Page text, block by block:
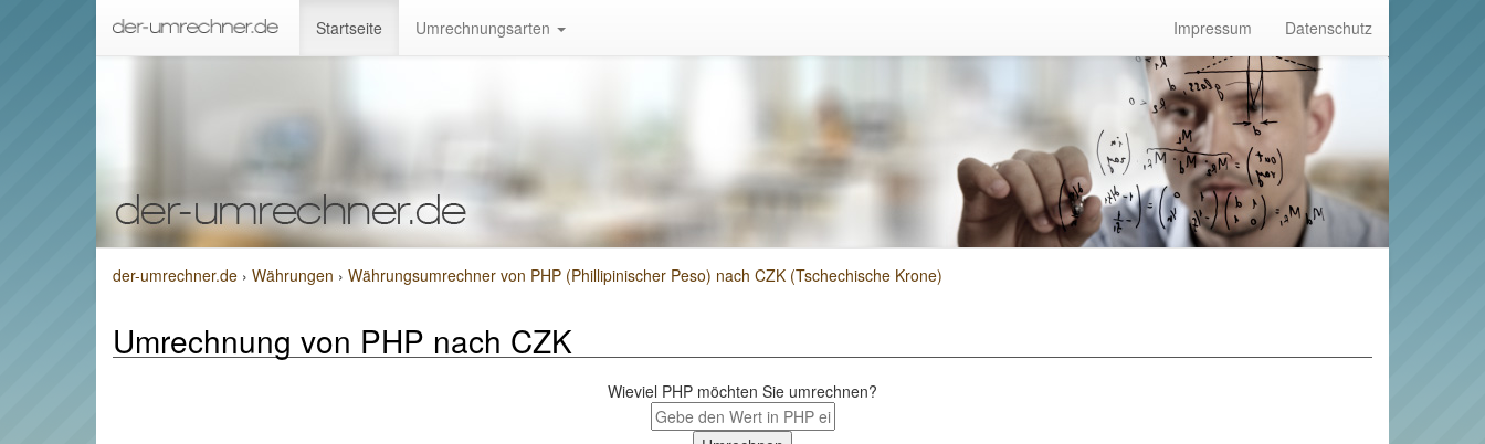
Startseite Umrechnungsarten Impressum Datenschutz
der-umrechner.de › Währungen › Währungsumrechner von PHP (Phillipinischer Peso) nach CZK (Tschechische Krone)
Umrechnung von PHP nach CZK
Wieviel PHP möchten Sie umrechnen?